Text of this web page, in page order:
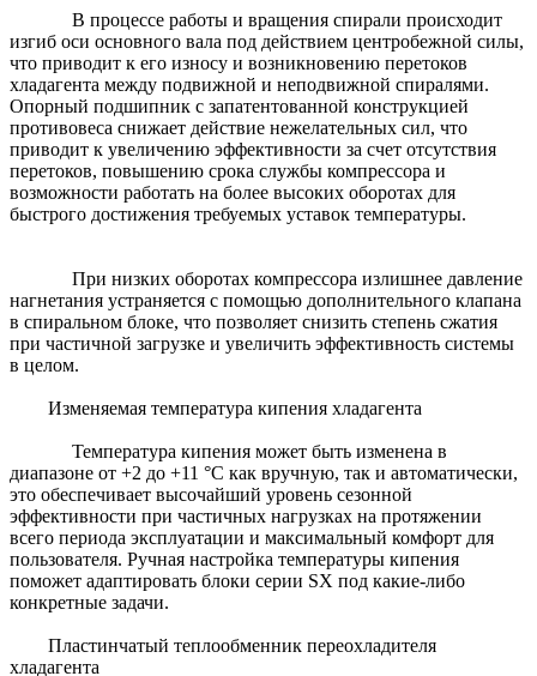
В процессе работы и вращения спирали происходит
изгиб оси основного вала под действием центробежной силы,
что приводит к его износу и возникновению перетоков
хладагента между подвижной и неподвижной спиралями.
Опорный подшипник с запатентованной конструкцией
противовеса снижает действие нежелательных сил, что
приводит к увеличению эффективности за счет отсутствия
перетоков, повышению срока службы компрессора и
возможности работать на более высоких оборотах для
быстрого достижения требуемых уставок температуры.
При низких оборотах компрессора излишнее давление
нагнетания устраняется с помощью дополнительного клапана
в спиральном блоке, что позволяет снизить степень сжатия
при частичной загрузке и увеличить эффективность системы
в целом.
Изменяемая температура кипения хладагента
Температура кипения может быть изменена в
диапазоне от +2 до +11 °С как вручную, так и автоматически,
это обеспечивает высочайший уровень сезонной
эффективности при частичных нагрузках на протяжении
всего периода эксплуатации и максимальный комфорт для
пользователя. Ручная настройка температуры кипения
поможет адаптировать блоки серии SX под какие-либо
конкретные задачи.
Пластинчатый теплообменник переохладителя
хладагента